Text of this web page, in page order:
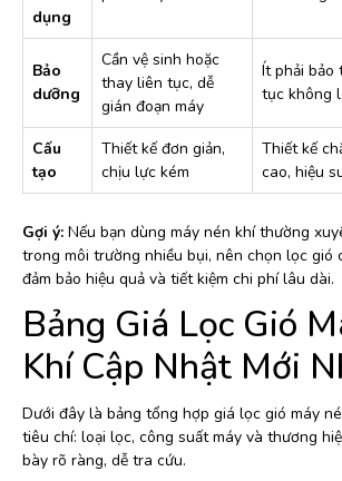
dụng
Bảo
dưỡng
Cần vệ sinh hoặc
thay liên tục, dễ
gián đoạn máy
Ít phải bảo
tục không
Cấu
tạo
Thiết kế đơn giản,
chịu lực kém
Thiết kế
cao, hiệu
Gợi ý: Nếu bạn dùng máy nén khí thường
trong môi trường nhiều bụi, nên chọn lọc gió
đảm bảo hiệu quả và tiết kiệm chi phí lâu dài.
Bảng Giá Lọc Gió
Khí Cập Nhật Mới
Dưới đây là bảng tổng hợp giá lọc gió máy
tiêu chí: loại lọc, công suất máy và thương
bày rõ ràng, dễ tra cứu.